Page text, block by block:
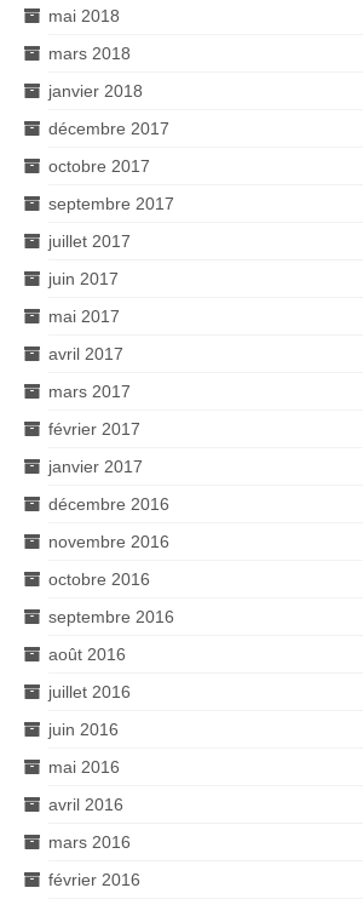
mai 2018
mars 2018
janvier 2018
décembre 2017
octobre 2017
septembre 2017
juillet 2017
juin 2017
mai 2017
avril 2017
mars 2017
février 2017
janvier 2017
décembre 2016
novembre 2016
octobre 2016
septembre 2016
août 2016
juillet 2016
juin 2016
mai 2016
avril 2016
mars 2016
février 2016